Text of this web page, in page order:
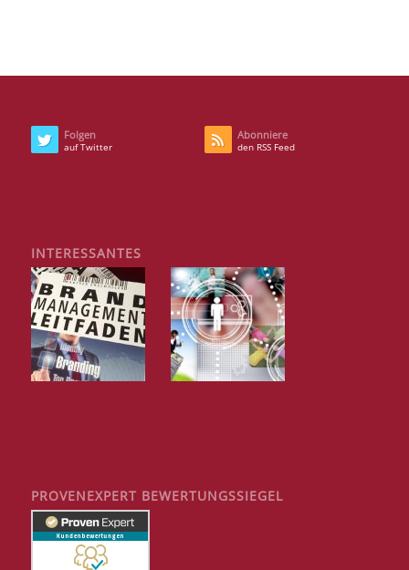
Folgen
auf Twitter
Abonniere
den RSS Feed
INTERESSANTES
PROVENEXPERT BEWERTUNGSSIEGEL